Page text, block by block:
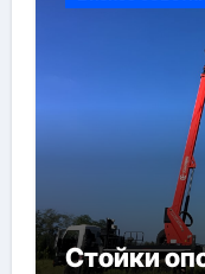
Стойки